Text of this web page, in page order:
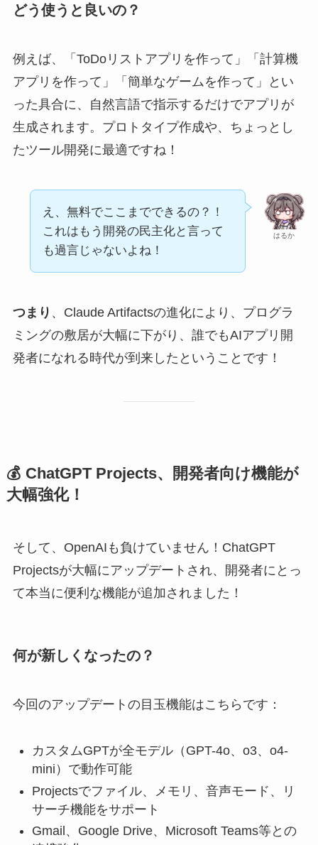
どう使うと良いの？
例えば、「ToDoリストアプリを作って」「計算機
アプリを作って」「簡単なゲームを作って」とい
った具合に、自然言語で指示するだけでアプリが
生成されます。プロトタイプ作成や、ちょっとし
たツール開発に最適ですね！
はるか
え、無料でここまでできるの？！
これはもう開発の民主化と言って
も過言じゃないよね！
つまり 、Claude Artifactsの進化により、プログラ
ミングの敷居が大幅に下がり、誰でもAIアプリ開
発者になれる時代が到来したということです！
💰 ChatGPT Projects、開発者向け機能が
大幅強化！
そして、OpenAIも負けていません！ChatGPT
Projectsが大幅にアップデートされ、開発者にとっ
て本当に便利な機能が追加されました！
何が新しくなったの？
今回のアップデートの目玉機能はこちらです：
カスタムGPTが全モデル（GPT-4o、o3、o4-
mini）で動作可能
Projectsでファイル、メモリ、音声モード、リ
サーチ機能をサポート
Gmail、Google Drive、Microsoft Teams等との